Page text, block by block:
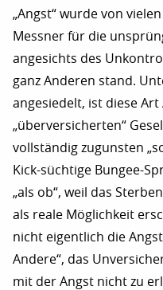
„Angst“ wurde von
Messner für die
angesichts des
ganz Anderen stand.
angesiedelt, ist diese
„überversicherten“
vollständig zugunsten
Kick-süchtige Bungee-
„als ob“, weil das
als reale Möglichkeit
nicht eigentlich die
Andere“, das
mit der Angst nicht zu